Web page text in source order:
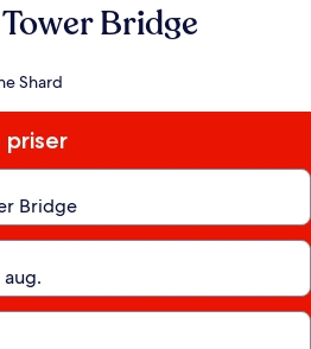
Bridge
Shard